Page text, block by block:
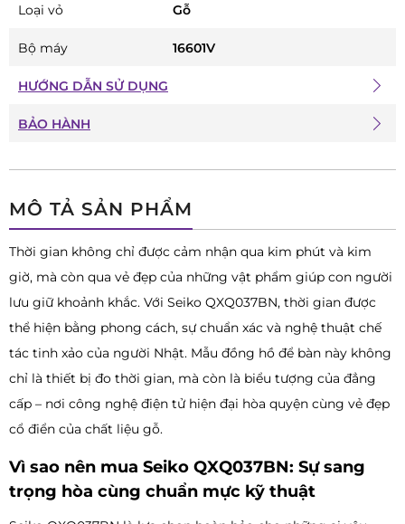
MÔ TẢ SẢN PHẨM
Thời gian không chỉ được cảm nhận qua kim phút và kim
giờ, mà còn qua vẻ đẹp của những vật phẩm giúp con người
lưu giữ khoảnh khắc. Với Seiko QXQ037BN, thời gian được
thể hiện bằng phong cách, sự chuẩn xác và nghệ thuật chế
tác tinh xảo của người Nhật. Mẫu đồng hồ để bàn này không
chỉ là thiết bị đo thời gian, mà còn là biểu tượng của đẳng
cấp – nơi công nghệ điện tử hiện đại hòa quyện cùng vẻ đẹp
cổ điển của chất liệu gỗ.
Vì sao nên mua Seiko QXQ037BN: Sự sang
trọng hòa cùng chuẩn mực kỹ thuật
Loại vỏ Gỗ
Bộ máy 16601V
HƯỚNG DẪN SỬ DỤNG
BẢO HÀNH